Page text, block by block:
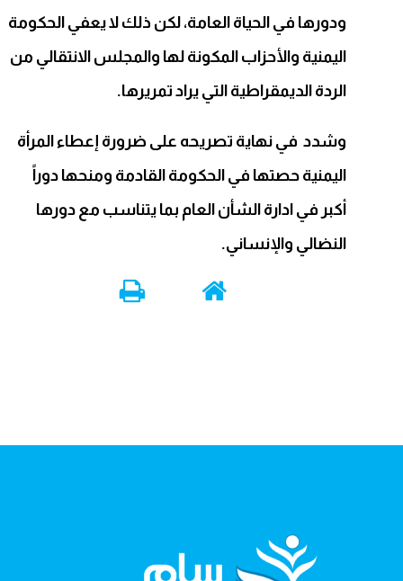
ودورها في الحياة العامة، لكن ذلك لا يعفي الحكومة
اليمنية والأحزاب المكونة لها والمجلس الانتقالي من
الردة الديمقراطية التي يراد تمريرها.
وشدد في نهاية تصريحه على ضرورة إعطاء المرأة
اليمنية حصتها في الحكومة القادمة ومنحها دوراً
أكبر في ادارة الشأن العام بما يتناسب مع دورها
النضالي والإنساني.